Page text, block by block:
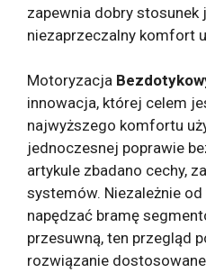
zapewnia dobry stosunek
niezaprzeczalny komfort
Motoryzacja
innowacja, której celem
najwyższego komfortu
jednoczesnej poprawie
artykule zbadano cechy,
systemów. Niezależnie
napędzać bramę
przesuwną, ten przegląd
rozwiązanie